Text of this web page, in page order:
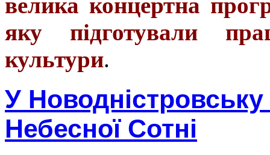
яку підготували
культури.
У
Небесної Сотні